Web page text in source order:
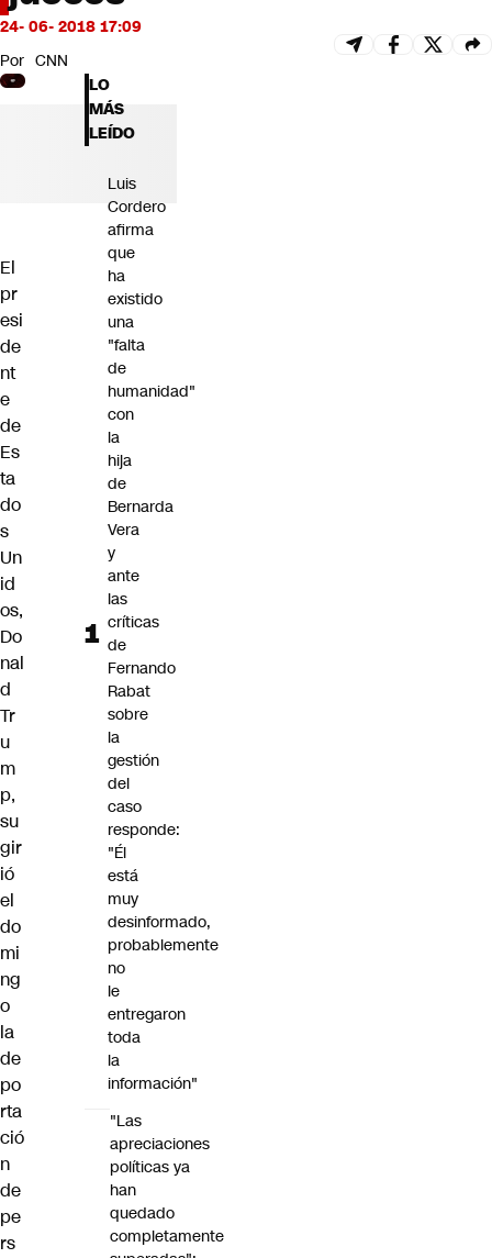
Futuro 360
24- 06- 2018 17:09
Por CNN
El
pr
esi
de
nt
e
de
Es
ta
do
s
Un
id
os,
Do
nal
d
Tr
u
m
p,
su
gir
ió
el
do
mi
ng
o
la
de
po
rta
ció
n
de
pe
rs
LO
MÁS
LEÍDO
Luis
Cordero
afirma
que
ha
existido
una
"falta
de
humanidad"
con
la
hija
de
Bernarda
Vera
y
ante
las
críticas
de
Fernando
Rabat
sobre
la
gestión
del
caso
responde:
"Él
está
muy
desinformado,
probablemente
no
le
entregaron
toda
la
información"
"Las
apreciaciones
políticas ya
han
quedado
completamente